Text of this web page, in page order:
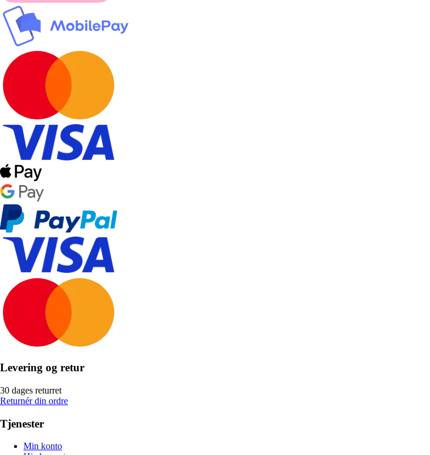
Levering og retur
30 dages returret
Returnér din ordre
Tjenester
Min konto